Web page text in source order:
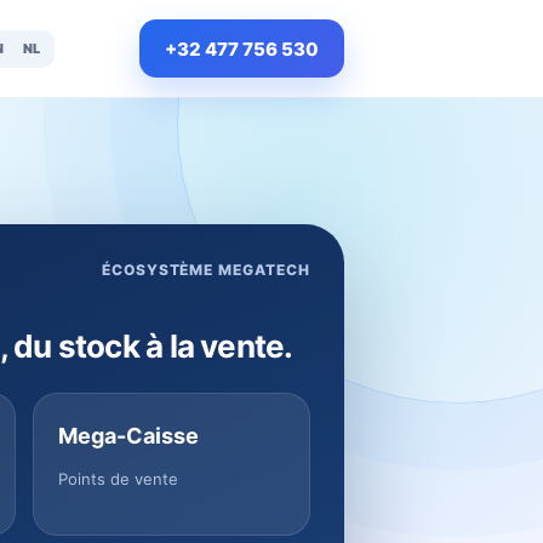
NL +32 477 756 530
ÉCOSYSTÈME MEGATECH
du stock à la vente.
Mega-Caisse
Points de vente